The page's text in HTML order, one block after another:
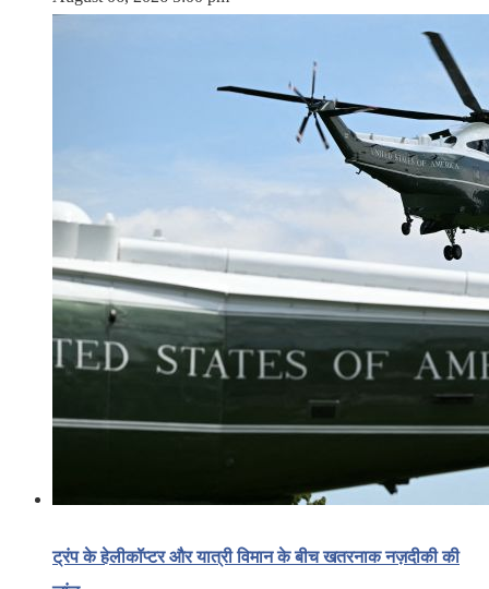
ट्रंप के हेलीकॉप्टर और यात्री विमान के बीच खतरनाक नज़दीकी की